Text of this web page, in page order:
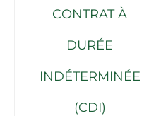
CONTRAT À
DURÉE
INDÉTERMINÉE
(CDI)